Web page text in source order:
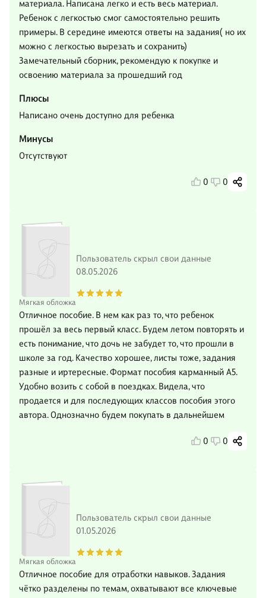
материала. Написана легко и есть весь материал.
Ребенок с легкостью смог самостоятельно решить
примеры. В середине имеются ответы на задания( но их
можно с легкостью вырезать и сохранить)
Замечательный сборник, рекомендую к покупке и
освоению материала за прошедший год
Плюсы
Написано очень доступно для ребенка
Минусы
Отсутствуют
0 0
Мягкая обложка
Пользователь скрыл свои данные
08.05.2026
Отличное пособие. В нем как раз то, что ребенок
прошёл за весь первый класс. Будем летом повторять и
есть понимание, что дочь не забудет то, что прошли в
школе за год. Качество хорошее, листы тоже, задания
разные и иртересные. Формат пособия карманный А5.
Удобно возить с собой в поездках. Видела, что
продается и для последующих классов пособия этого
автора. Однозначно будем покупать в дальнейшем
0 0
Мягкая обложка
Пользователь скрыл свои данные
01.05.2026
Отличное пособие для отработки навыков. Задания
чётко разделены по темам, охватывают все ключевые